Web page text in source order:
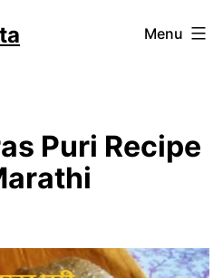
Menu
Puri Recipe